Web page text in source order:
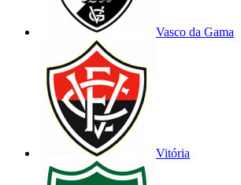
Vasco da Gama
Vitória